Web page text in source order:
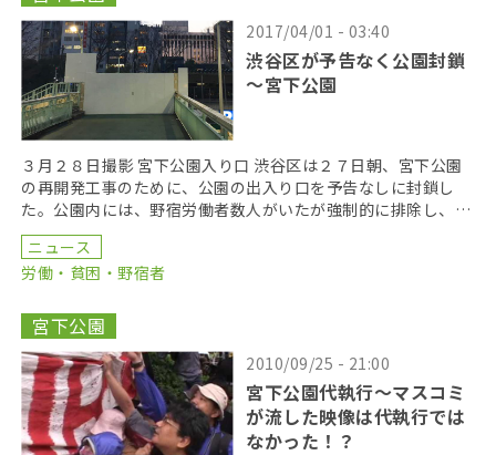
2017/04/01 - 03:40
渋谷区が予告なく公園封鎖
～宮下公園
３月２８日撮影 宮下公園入り口 渋谷区は２７日朝、宮下公園
の再開発工事のために、公園の出入り口を予告なしに封鎖し
た。公園内には、野宿労働者数人がいたが強制的に排除し、鋼
板で仮囲いした。これを受け、渋谷駅周辺の野宿労働者を […]
ニュース
労働・貧困・野宿者
宮下公園
2010/09/25 - 21:00
宮下公園代執行～マスコミ
が流した映像は代執行では
なかった！？